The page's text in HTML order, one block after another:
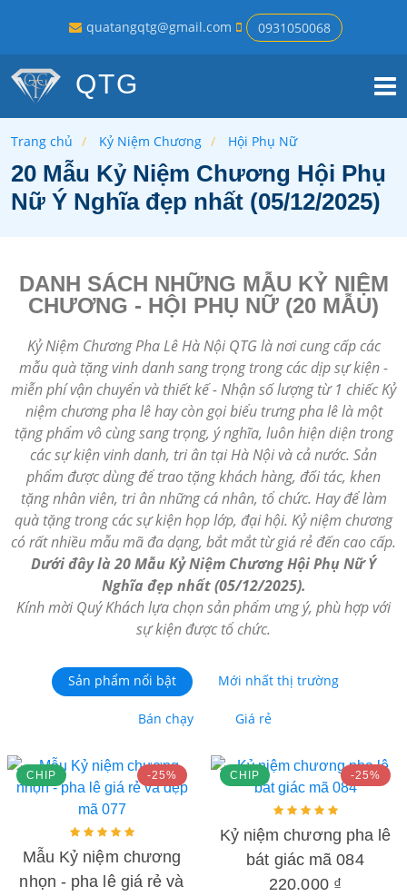
quatangqtg@gmail.com 0931050068
QTG
Trang chủ Kỷ Niệm Chương Hội Phụ Nữ
20 Mẫu Kỷ Niệm Chương Hội Phụ
Nữ Ý Nghĩa đẹp nhất (05/12/2025)
DANH SÁCH NHỮNG MẪU KỶ NIỆM
CHƯƠNG - HỘI PHỤ NỮ (20 MẪU)
Kỷ Niệm Chương Pha Lê Hà Nội QTG là nơi cung cấp các
mẫu quà tặng vinh danh sang trọng trong các dịp sự kiện -
miễn phí vận chuyển và thiết kế - Nhận số lượng từ 1 chiếc Kỷ
niệm chương pha lê hay còn gọi biểu trưng pha lê là một
tặng phẩm vô cùng sang trọng, ý nghĩa, luôn hiện diện trong
các sự kiện vinh danh, tri ân tại Hà Nội và cả nước. Sản
phẩm được dùng để trao tặng khách hàng, đối tác, khen
tặng nhân viên, tri ân những cá nhân, tổ chức. Hay để làm
quà tặng trong các sự kiện họp lớp, đại hội. Kỷ niệm chương
có rất nhiều mẫu mã đa dạng, bắt mắt từ giá rẻ đến cao cấp.
Dưới đây là 20 Mẫu Kỷ Niệm Chương Hội Phụ Nữ Ý
Nghĩa đẹp nhất (05/12/2025).
Kính mời Quý Khách lựa chọn sản phẩm ưng ý, phù hợp với
sự kiện được tổ chức.
Sản phẩm nổi bật Mới nhất thị trường
Bán chạy Giá rẻ
CHIP -25%
Mẫu Kỷ niệm chương
nhọn - pha lê giá rẻ và
CHIP -25%
Kỷ niệm chương pha lê
bát giác mã 084
220.000 ₫